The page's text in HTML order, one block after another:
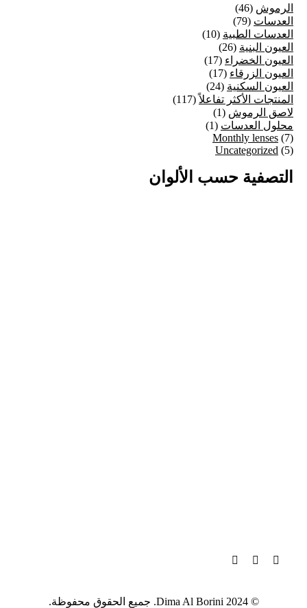
الرموش 46
46
منتج
العدسات 79
79
منتج
العدسات الطبية 10
10
العيون البنية 26
26
منتج العيون الخضراء 17
17
العيون الزرقاء 17
17
منتج
العيون السكنية 24
24
منتج
المنتجات الأكثر تفاعلاً 117
117
لاصق الرموش 1
1
منتج محلول العدسات 1
1
Monthly lenses 7
7
منتجات
Uncategorized 5
5
التصفية حسب الألوان
© Dima Al Borini 2024. جميع الحقوق محفوظة.